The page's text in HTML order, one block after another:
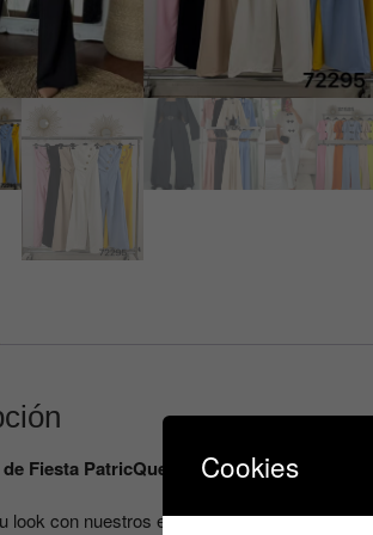
Fiesta PatricQueen: Brilla con Elegancia
look con nuestros enterizos de fiesta,
Cookies